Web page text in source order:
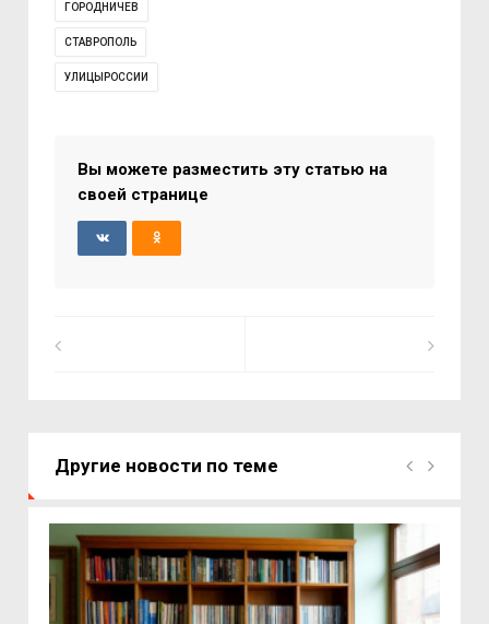
ГОРОДНИЧЕВ
СТАВРОПОЛЬ
УЛИЦЫРОССИИ
Вы можете разместить эту статью на
своей странице
Другие новости по теме